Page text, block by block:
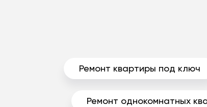
Ремонт квартиры под ключ
Ремонт однокомнатных